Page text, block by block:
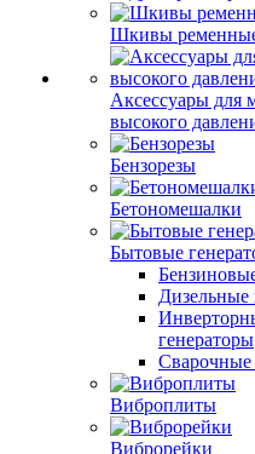
Шкивы
Аксессуары для
высокого
Бензорезы
Бетономешалки
Бытовые
Дизельные
генераторы
Сварочные
Виброплиты
Виброрейки